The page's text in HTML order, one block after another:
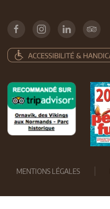
MENTIONS LÉGALES